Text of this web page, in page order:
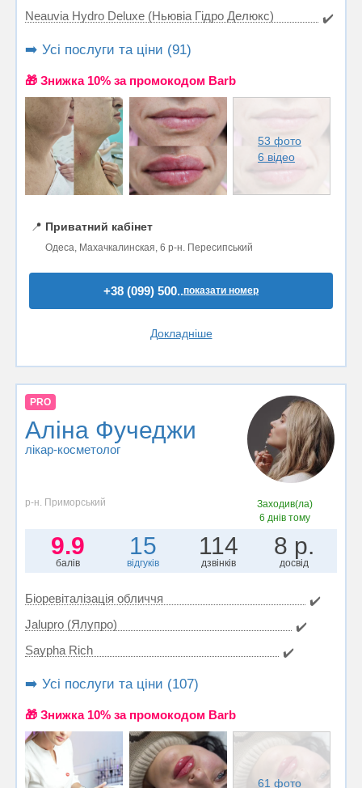
Neauvia Hydro Deluxe (Ньювіа Гідро Делюкс)
✔️
➡️ Усі послуги та ціни (91)
🎁 Знижка 10% за промокодом Barb
53 фото
6 відео
📍 Приватний кабінет
Одеса, Махачкалинская, 6 р-н. Пересипський
+38 (099) 500..показати номер
Докладніше
PRO
Аліна Фучеджи
лікар-косметолог
р-н. Приморський
Заходив(ла)
6 днів тому
9.9
балів
15
відгуків
114
дзвінків
8 р.
досвід
Біоревіталізація обличчя
✔️
Jalupro (Ялупро)
✔️
Saypha Rich
✔️
➡️ Усі послуги та ціни (107)
🎁 Знижка 10% за промокодом Barb
61 фото